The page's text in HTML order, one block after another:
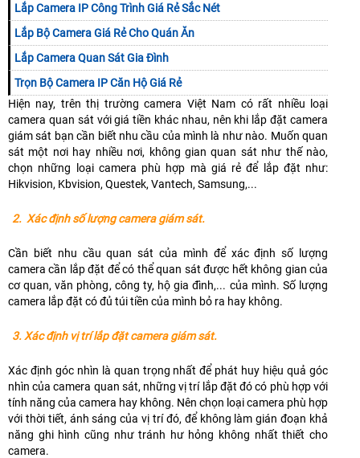
Lắp Camera IP Công Trình Giá Rẻ Sắc Nét
Lắp Bộ Camera Giá Rẻ Cho Quán Ăn
Lắp Camera Quan Sát Gia Đình
Trọn Bộ Camera IP Căn Hộ Giá Rẻ
Hiện nay, trên thị trường camera Việt Nam có rất nhiều loại
camera quan sát với giá tiền khác nhau, nên khi lắp đặt camera
giám sát bạn cần biết nhu cầu của mình là như nào. Muốn quan
sát một nơi hay nhiều nơi, không gian quan sát như thế nào,
chọn những loại camera phù hợp mà giá rẻ để lắp đặt như:
Hikvision, Kbvision, Questek, Vantech, Samsung,...
2. Xác định số lượng camera giám sát.
Cần biết nhu cầu quan sát của mình để xác định số lượng
camera cần lắp đặt để có thể quan sát được hết không gian của
cơ quan, văn phòng, công ty, hộ gia đình,... của mình. Số lượng
camera lắp đặt có đủ túi tiền của mình bỏ ra hay không.
3. Xác định vị trí lắp đặt camera giám sát.
Xác định góc nhìn là quan trọng nhất để phát huy hiệu quả góc
nhìn của camera quan sát, những vị trí lắp đặt đó có phù hợp với
tính năng của camera hay không. Nên chọn loại camera phù hợp
với thời tiết, ánh sáng của vị trí đó, để không làm gián đoạn khả
năng ghi hình cũng như tránh hư hỏng không nhất thiết cho
camera.